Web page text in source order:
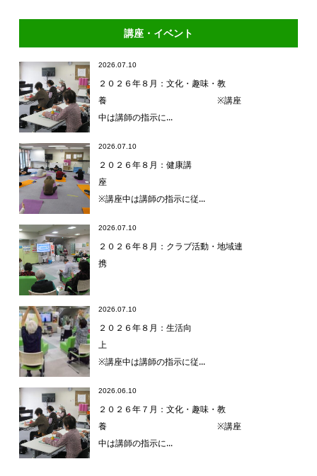
講座・イベント
2026.07.10
２０２６年８月：文化・趣味・教
養 ※講座
中は講師の指示に...
2026.07.10
２０２６年８月：健康講
座
※講座中は講師の指示に従...
2026.07.10
２０２６年８月：クラブ活動・地域連
携
2026.07.10
２０２６年８月：生活向
上
※講座中は講師の指示に従...
2026.06.10
２０２６年７月：文化・趣味・教
養 ※講座
中は講師の指示に...